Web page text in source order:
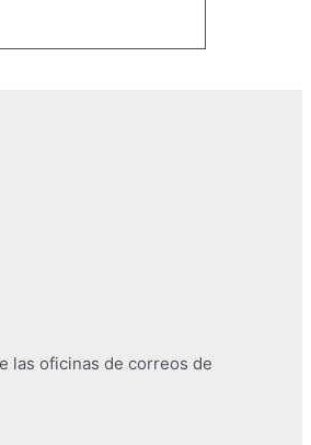
las oficinas de correos de